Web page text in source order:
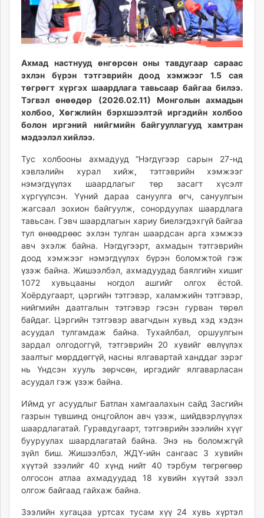
shuud.mn
eagle.mn
ergelt.mn
today.mn
zuv.mn
mminfo.mn
ugluu.mn
urlag.mn
unen.mn
asu.mn
shudarga.mn
shuurhai.mn
unuudur.mn
isee.mn
mglradio.com
fact.mn
itoim.mn
tumen.mn
shuum.mn
times.mn
tvmongolia.mn
mass.mn
unegui.mn
assa.mn
toim.mn
tac.mn
paparazzi.mn
unread.today
Ахмад настнууд өнгөрсөн оны тавдугаар сараас
эхлэн бүрэн тэтгэврийн доод хэмжээг 1.5 сая
төгрөгт хүргэх шаардлага тавьсаар байгаа билээ.
Тэгвэл өнөөдөр (2026.02.11) Монголын ахмадын
холбоо, Хөгжлийн бэрхшээлтэй иргэдийн холбоо
болон иргэний нийгмийн байгууллагууд хамтран
мэдээлэл хийлээ.
Тус холбооны ахмадууд “Нэгдүгээр сарын 27-нд
хэвлэлийн хурал хийж, тэтгэврийн хэмжээг
нэмэгдүүлэх шаардлагыг төр засагт хүсэлт
хүргүүлсэн. Үүний дараа сануулга өгч, сануулгын
жагсаал зохион байгуулж, сонордуулах шаардлага
тавьсан. Гэвч шаардлагын хариу биелэгдэхгүй байгаа
тул өнөөдрөөс эхлэн тулган шаардсан арга хэмжээ
авч эхэлж байна. Нэгдүгээрт, ахмадын тэтгэврийн
доод хэмжээг нэмэгдүүлэх бүрэн боломжтой гэж
үзэж байна. Жишээлбэл, ахмадуудад баялгийн хишиг
1072 хувьцааны ногдол ашгийг олгох ёстой.
Хоёрдугаарт, цэргийн тэтгэвэр, халамжийн тэтгэвэр,
нийгмийн даатгалын тэтгэвэр гэсэн гурван төрөл
байдаг. Цэргийн тэтгэвэр авагчдын хувьд хэд хэдэн
асуудал тулгамдаж байна. Тухайлбал, оршуулгын
зардал олгодоггүй, тэтгэврийн 20 хувийг өвлүүлэх
заалтыг мөрддөггүй, насны ялгавартай ханддаг зэрэг
нь Үндсэн хууль зөрчсөн, иргэдийг ялгаварласан
асуудал гэж үзэж байна.
Иймд уг асуудлыг Батлан хамгаалахын сайд Засгийн
газрын түвшинд онцгойлон авч үзэж, шийдвэрлүүлэх
шаардлагатай. Гуравдугаарт, тэтгэврийн зээлийн хүүг
бууруулах шаардлагатай байна. Энэ нь боломжгүй
зүйл биш. Жишээлбэл, ЖДҮ-ийн сангаас 3 хувийн
хүүтэй зээлийг 40 хүнд нийт 40 тэрбум төгрөгөөр
олгосон атлаа ахмадуудад 18 хувийн хүүтэй зээл
олгож байгаад гайхаж байна.
Зээлийн хугацаа уртсах тусам хүү 24 хувь хүртэл